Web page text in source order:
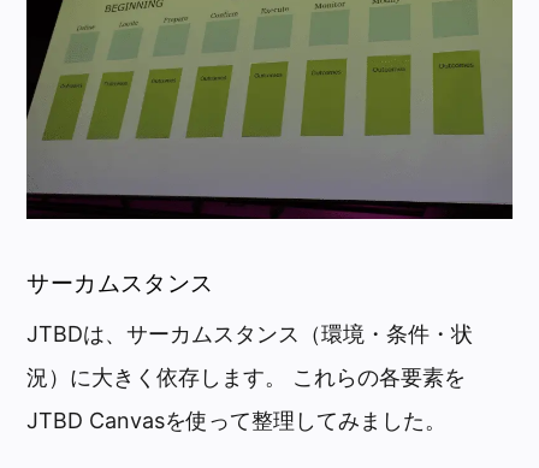
サーカムスタンス
JTBDは、サーカムスタンス（環境・条件・状
況）に大きく依存します。 これらの各要素を
JTBD Canvasを使って整理してみました。